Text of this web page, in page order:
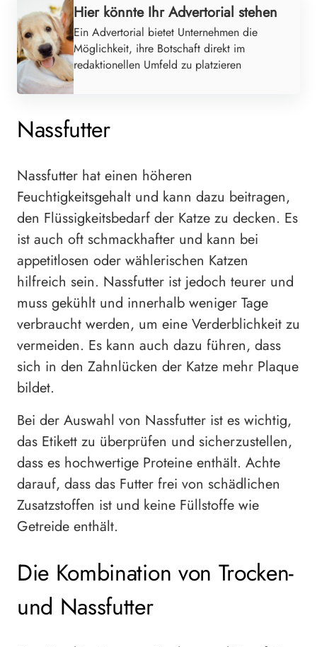
Hier könnte Ihr Advertorial stehen
Ein Advertorial bietet Unternehmen die
Möglichkeit, ihre Botschaft direkt im
redaktionellen Umfeld zu platzieren
Nassfutter
Nassfutter hat einen höheren
Feuchtigkeitsgehalt und kann dazu beitragen,
den Flüssigkeitsbedarf der Katze zu decken. Es
ist auch oft schmackhafter und kann bei
appetitlosen oder wählerischen Katzen
hilfreich sein. Nassfutter ist jedoch teurer und
muss gekühlt und innerhalb weniger Tage
verbraucht werden, um eine Verderblichkeit zu
vermeiden. Es kann auch dazu führen, dass
sich in den Zahnlücken der Katze mehr Plaque
bildet.
Bei der Auswahl von Nassfutter ist es wichtig,
das Etikett zu überprüfen und sicherzustellen,
dass es hochwertige Proteine enthält. Achte
darauf, dass das Futter frei von schädlichen
Zusatzstoffen ist und keine Füllstoffe wie
Getreide enthält.
Die Kombination von Trocken-
und Nassfutter